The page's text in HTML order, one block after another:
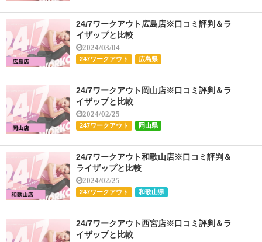
24/7ワークアウト広島店※口コミ評判＆ラ
イザップと比較
2024/03/04
247ワークアウト 広島県
24/7ワークアウト岡山店※口コミ評判＆ラ
イザップと比較
2024/02/25
247ワークアウト 岡山県
24/7ワークアウト和歌山店※口コミ評判＆
ライザップと比較
2024/02/25
247ワークアウト 和歌山県
24/7ワークアウト西宮店※口コミ評判＆ラ
イザップと比較